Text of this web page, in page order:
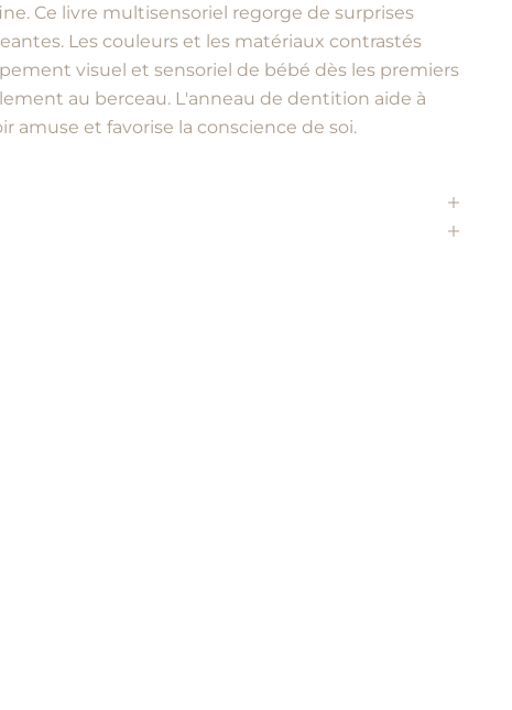
Ce livre multisensoriel regorge de surprises
Les couleurs et les matériaux contrastés
visuel et sensoriel de bébé dès les premiers
au berceau. L'anneau de dentition aide à
amuse et favorise la conscience de soi.